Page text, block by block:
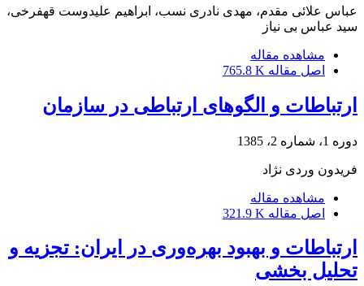
عباس علائی مقدم، مهدی نادری نسب، ابراهیم علیدوست قهفرخی،
سید عباس بی نیاز
مشاهده مقاله
اصل مقاله 765.8 K
ارتباطات و الگوهای ارتباطی در سازمان
دوره 1، شماره 2، 1385
فریدون وردی نژاد
مشاهده مقاله
اصل مقاله 321.9 K
ارتباطات و بهبود بهره‌وری در ایران: تجزیه و
تحلیل بخشی